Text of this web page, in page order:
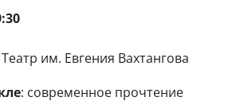
им. Евгения Вахтангова
: современное прочтение